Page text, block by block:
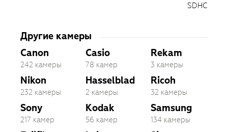
SDHC
Другие камеры
Canon
242 камеры
Nikon
232 камеры
Sony
217 камер
Casio
78 камер
Hasselblad
2 камеры
Kodak
56 камер
Rekam
3 камеры
Ricoh
32 камеры
Samsung
134 камеры